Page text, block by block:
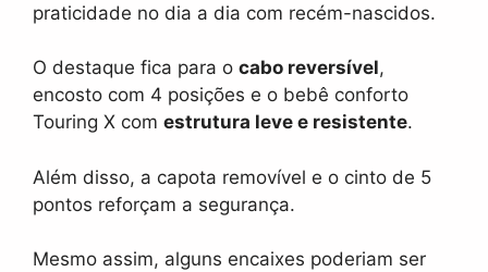
praticidade no dia a dia com recém-nascidos.
O destaque fica para o cabo reversível,
encosto com 4 posições e o bebê conforto
Touring X com estrutura leve e resistente.
Além disso, a capota removível e o cinto de 5
pontos reforçam a segurança.
Mesmo assim, alguns encaixes poderiam ser